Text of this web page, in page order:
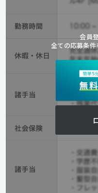
会員
全ての応募条